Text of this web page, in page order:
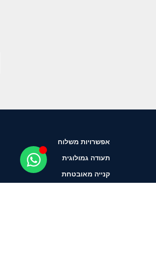
אפשרויות משלוח
תעודה גמולוגית
קנייה מאובטחת